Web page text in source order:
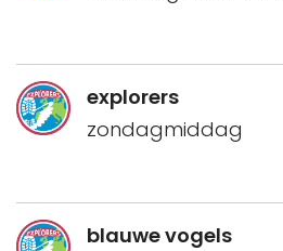
explorers
zondagmiddag
blauwe vogels